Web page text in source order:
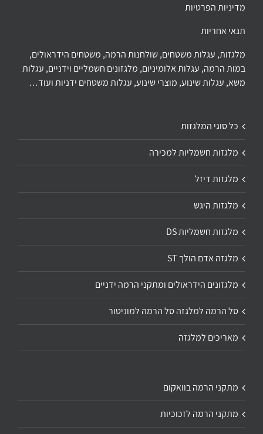
מדיניות הפרטיות
תנאי אחריות
מלגזות, עגלות משטחים, שולחנות הרמה, משטחים הידראולים,
במות הרמה, עגלות אלומיניום, מלגזונים חשמליים וידניים, עגלות
משא, עגלות שינוע, מוצרי שינוע, עגלות משטחים ידניות ועוד…
כל סוגי המלגזות
מלגזות חשמליות למכירה
מלגזות דיזל
מלגזות היגש
מלגזות חשמליות DS
מלגזה אדם הולך ST
מלגזונים הידראולים ומתקני הרמה ידניים
סל הרמה למלגזה סל הרמה למוניטור
מאריכים למלגזה
מתקני הרמה בוואקום
מתקני הרמה לזכוכיות